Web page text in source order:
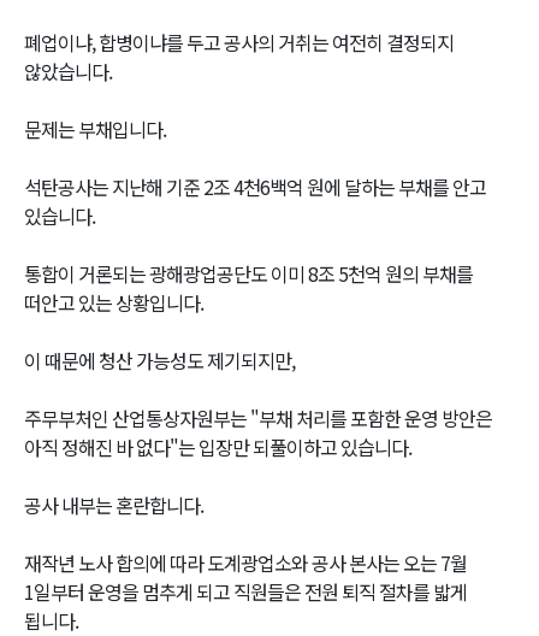
폐업이냐, 합병이냐를 두고 공사의 거취는 여전히 결정되지
않았습니다.
문제는 부채입니다.
석탄공사는 지난해 기준 2조 4천6백억 원에 달하는 부채를 안고
있습니다.
통합이 거론되는 광해광업공단도 이미 8조 5천억 원의 부채를
떠안고 있는 상황입니다.
이 때문에 청산 가능성도 제기되지만,
주무부처인 산업통상자원부는 "부채 처리를 포함한 운영 방안은
아직 정해진 바 없다"는 입장만 되풀이하고 있습니다.
공사 내부는 혼란합니다.
재작년 노사 합의에 따라 도계광업소와 공사 본사는 오는 7월
1일부터 운영을 멈추게 되고 직원들은 전원 퇴직 절차를 밟게
됩니다.